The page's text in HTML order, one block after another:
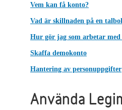
Vem kan få konto?
Vad är skillnaden på en
Hur gör jag som arbetar
Skaffa demokonto
Hantering av personuppgifter
Använda